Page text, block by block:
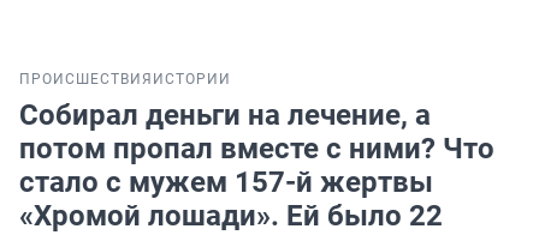
ПРОИСШЕСТВИЯ ИСТОРИИ
Собирал деньги на лечение, а
потом пропал вместе с ними? Что
стало с мужем 157-й жертвы
«Хромой лошади». Ей было 22